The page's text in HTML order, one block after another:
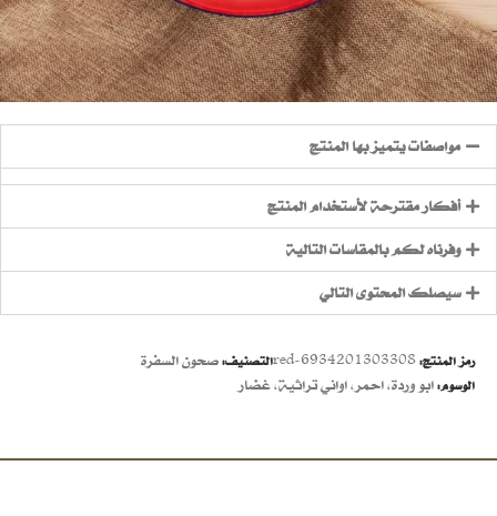
مواصفات يتميز بها المنتج
أفكار مقترحة لأستخدام المنتج
وفرناه لكم بالمقاسات التالية
سيصلك المحتوى التالي
رمز المنتج:6934201303308-red التصنيف:صحون السفرة
الوسوم:ابو وردة,احمر,اواني تراثية,غضار